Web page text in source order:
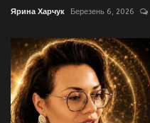
Ярина Харчук Березень 6, 2026